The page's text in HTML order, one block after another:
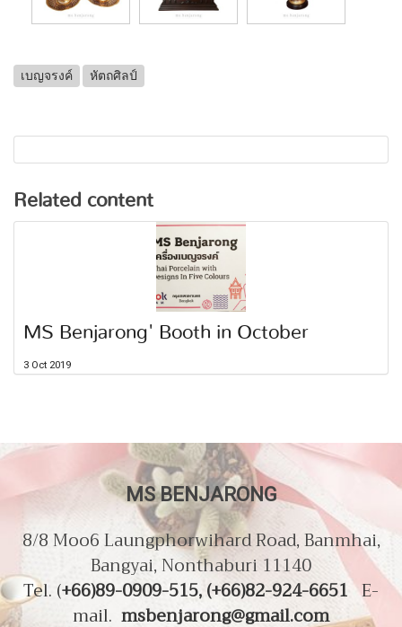
เบญจรงค์ หัตถศิลป์
Related content
MS Benjarong' Booth in October
3 Oct 2019
MS BENJARONG
8/8 Moo6 Laungphorwihard Road, Banmhai,
Bangyai, Nonthaburi 11140
Tel. (+66)89-0909-515, (+66)82-924-6651E-
mail. msbenjarong@gmail.com